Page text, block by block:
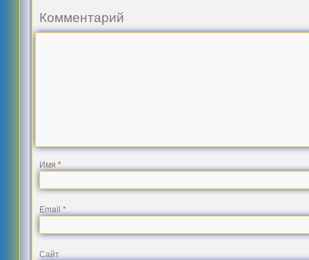
Комментарий
Имя*
Email*
Сайт